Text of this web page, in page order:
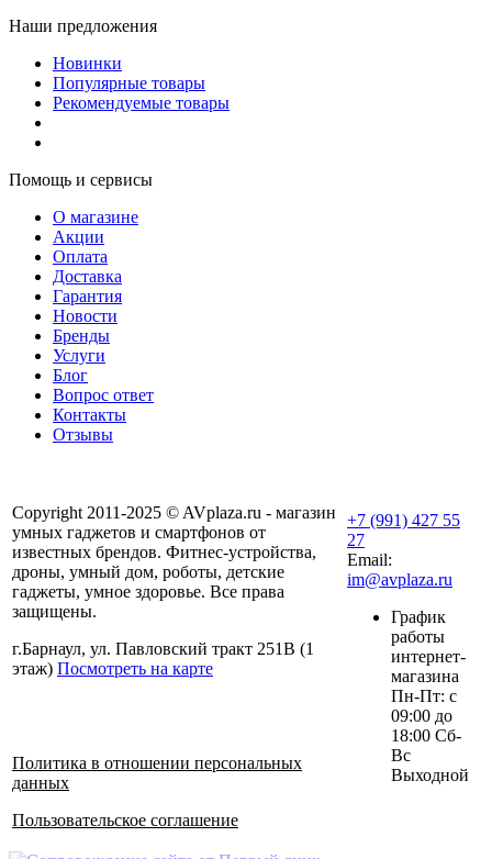
Наши предложения
Новинки
Популярные товары
Рекомендуемые товары
Помощь и сервисы
О магазине
Акции
Оплата
Доставка
Гарантия
Новости
Бренды
Услуги
Блог
Вопрос ответ
Контакты
Отзывы
Copyright 2011-2025 © AVplaza.ru - магазин
умных гаджетов и смартфонов от
известных брендов. Фитнес-устройства,
дроны, умный дом, роботы, детские
гаджеты, умное здоровье. Все права
защищены.
г.Барнаул, ул. Павловский тракт 251В (1
этаж) Посмотреть на карте
Политика в отношении персональных
данных
Пользовательское соглашение
+7 (991) 427 55
27
Email:
im@avplaza.ru
График
работы
интернет-
магазина
Пн-Пт: с
09:00 до
18:00 Сб-
Вс
Выходной